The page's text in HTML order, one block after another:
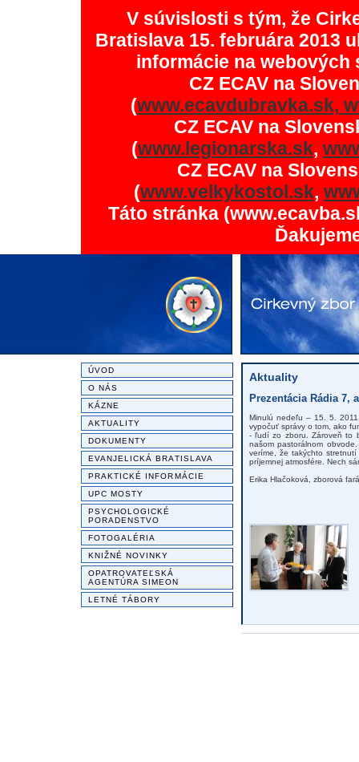
V súvislosti s tým, že
Bratislava 15. februára 2013
informácie na
CZ ECAV na
(www.ecavdubravka.sk,
CZ ECAV na
(www.legionarska.sk,
CZ ECAV na
(www.velkykostol.sk,
Táto stránka
ÚVOD
O NÁS
KÁZNE
AKTUALITY
DOKUMENTY
EVANJELICKÁ BRATISLAVA
PRAKTICKÉ INFORMÁCIE
UPC MOSTY
PSYCHOLOGICKÉ
PORADENSTVO
FOTOGALÉRIA
KNIŽNÉ NOVINKY
OPATROVATEĽSKÁ
AGENTÚRA SIMEON
LETNÉ TÁBORY
Aktuality
Prezentácia Rádia 7,
Minulú nedeľu – 15. 5.
vypočuť správy o tom, ako
- ľudí zo zboru. Zároveň to
našom pastorálnom
veríme, že takýchto
príjemnej atmosfére. Nech
Erika Hlačoková, zborová